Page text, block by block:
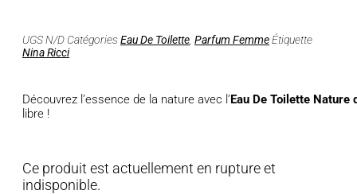
UGSN/D CatégoriesEau De Toilette Parfum FemmeÉtiquette
Nina Ricci
Découvrez l’essence de la nature avec l’Eau De Toilette Nature
libre !
Ce produit est actuellement en rupture et
indisponible.